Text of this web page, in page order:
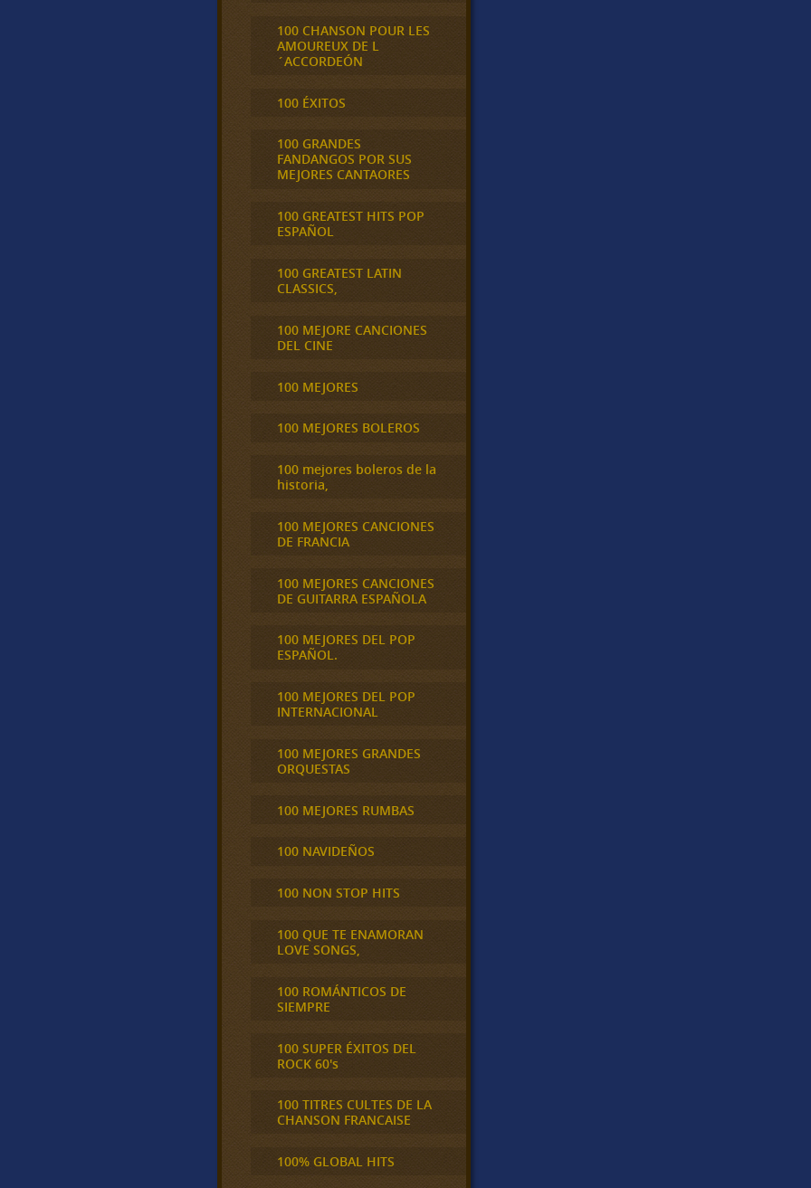
100 CHANSON POUR LES
AMOUREUX DE L
´ACCORDEÓN
100 ÉXITOS
100 GRANDES
FANDANGOS POR SUS
MEJORES CANTAORES
100 GREATEST HITS POP
ESPAÑOL
100 GREATEST LATIN
CLASSICS,
100 MEJORE CANCIONES
DEL CINE
100 MEJORES
100 MEJORES BOLEROS
100 mejores boleros de la
historia,
100 MEJORES CANCIONES
DE FRANCIA
100 MEJORES CANCIONES
DE GUITARRA ESPAÑOLA
100 MEJORES DEL POP
ESPAÑOL.
100 MEJORES DEL POP
INTERNACIONAL
100 MEJORES GRANDES
ORQUESTAS
100 MEJORES RUMBAS
100 NAVIDEÑOS
100 NON STOP HITS
100 QUE TE ENAMORAN
LOVE SONGS,
100 ROMÁNTICOS DE
SIEMPRE
100 SUPER ÉXITOS DEL
ROCK 60's
100 TITRES CULTES DE LA
CHANSON FRANCAISE
100% GLOBAL HITS